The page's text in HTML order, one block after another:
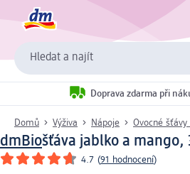
Hledat a najít
Doprava zdarma při
Domů Výživa Nápoje Ovocné šťávy
dmBiošťáva jablko a mango,
4.7 (91 hodnocení)